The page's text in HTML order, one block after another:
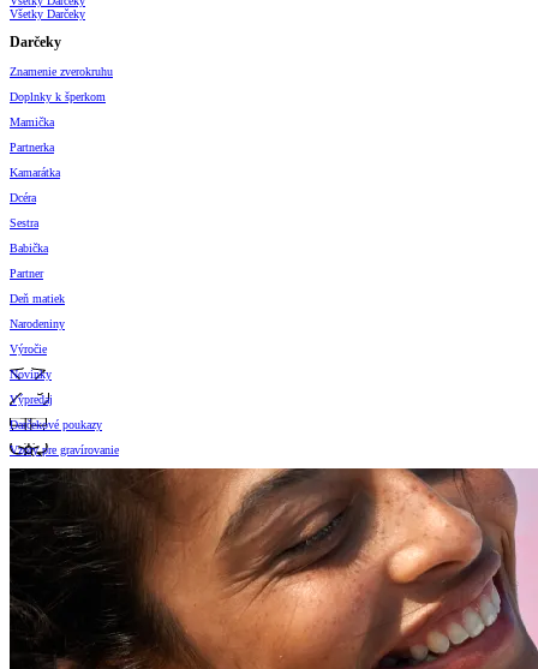
Všetky Darčeky
Darčeky
Znamenie zverokruhu
Doplnky k šperkom
Mamička
Partnerka
Kamarátka
Dcéra
Sestra
Babička
Partner
Deň matiek
Narodeniny
Výročie
Novinky
Výpredaj
Darčekové poukazy
Vzory pre gravírovanie